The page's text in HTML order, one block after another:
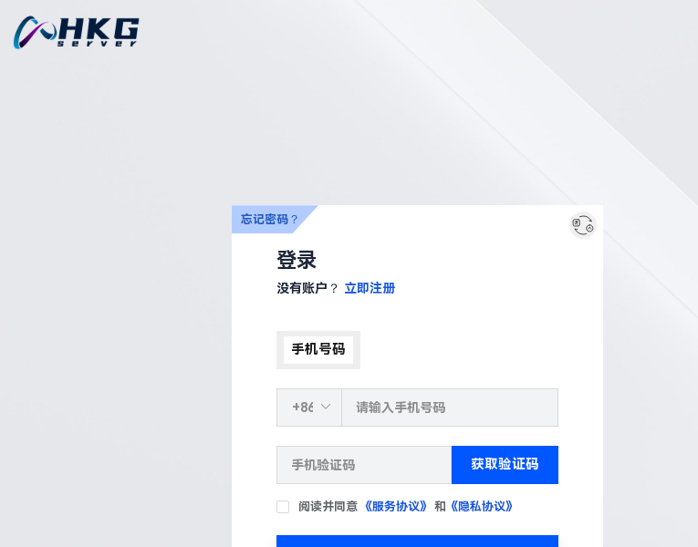
登录
没有账户？ 立即注册
手机号码
获取验证码
阅读并同意 《服务协议》 和 《隐私协议》
忘记密码？